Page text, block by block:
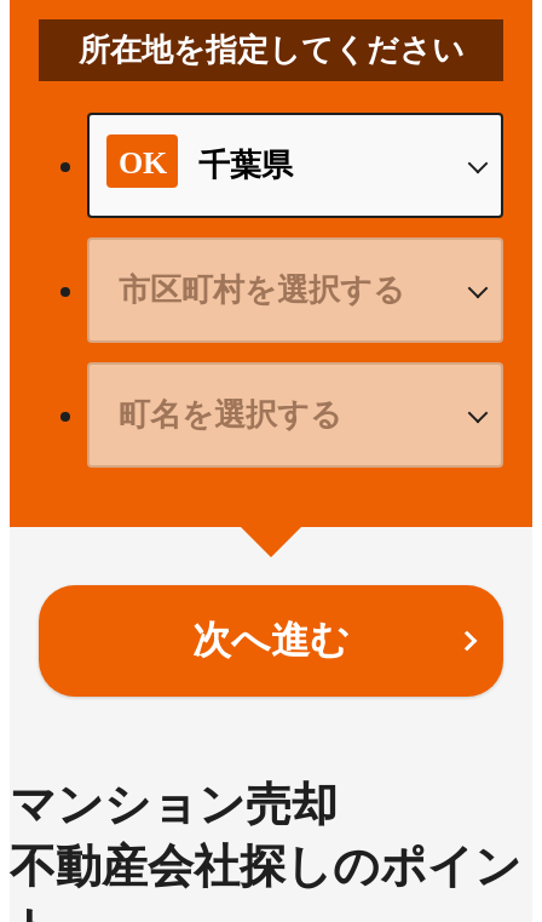
所在地を指定してください
次へ進む
マンション売却
不動産会社探しのポイン